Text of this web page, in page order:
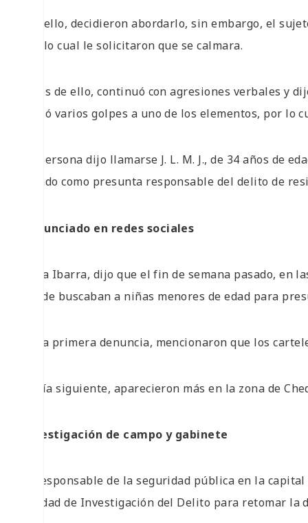
Por ello, decidieron abordarlo, sin embargo, el
por lo cual le solicitaron que se calmara.
Lejos de ello, continuó con agresiones verbales y
lanzó varios golpes a uno de los elementos, por lo
La persona dijo llamarse J. L. M. J., de 34 años de
Estado como presunta responsable del delito de
Denunciado en redes sociales
Ávila Ibarra, dijo que el fin de semana pasado, en
donde buscaban a niñas menores de edad para
En la primera denuncia, mencionaron que los
Al día siguiente, aparecieron más en la zona de
Investigación de campo y gabinete
El responsable de la seguridad pública en la
Unidad de Investigación del Delito para retomar la